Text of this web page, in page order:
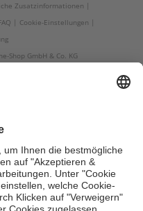
Zusatzinformationen
Cookie-Einstellungen
Shop GmbH & Co. KG